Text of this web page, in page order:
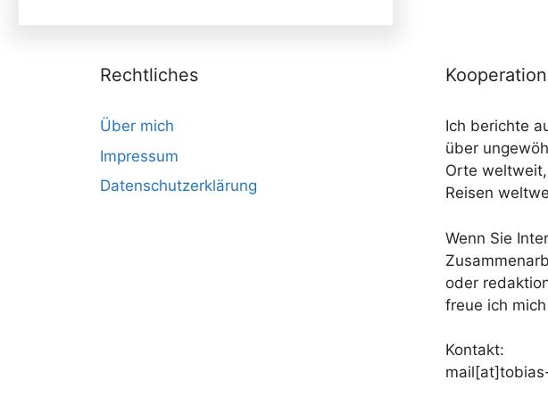
Rechtliches
Über mich
Impressum
Datenschutzerklärung
Ich berichte
über
Orte
Reisen
Wenn Sie
oder
freue ich
Kontakt: